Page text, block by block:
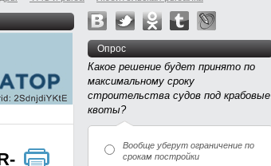
Опрос
Какое решение будет принято по
максимальному сроку
строительства судов под крабовые
квоты?
Вообще уберут ограничение по
срокам постройки